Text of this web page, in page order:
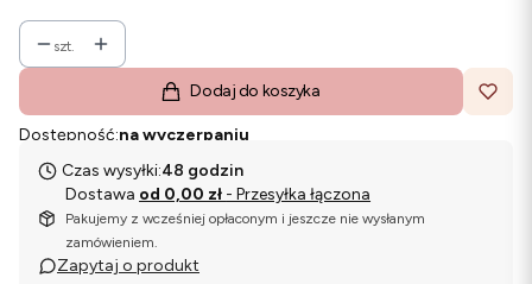
szt.
Dodaj do koszyka
Dostępność:na wyczerpaniu
Czas wysyłki:48 godzin
Dostawa od 0,00 zł - Przesyłka łączona
Pakujemy z wcześniej opłaconym i jeszcze nie wysłanym
zamówieniem.
Zapytaj o produkt